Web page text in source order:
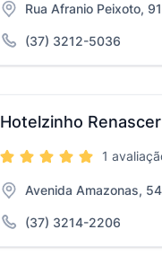
Rua Afranio Peixoto,
(37) 3212-5036
Hotelzinho Renascer
1
Avenida Amazonas,
(37) 3214-2206